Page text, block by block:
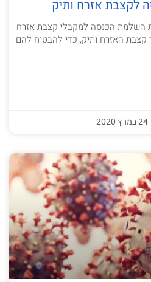
לקצבת אזרח ותיק
השלמת הכנסה למקבלי קצבת אזרח
קצבת האזרח ותיק, כדי להבטיח להם